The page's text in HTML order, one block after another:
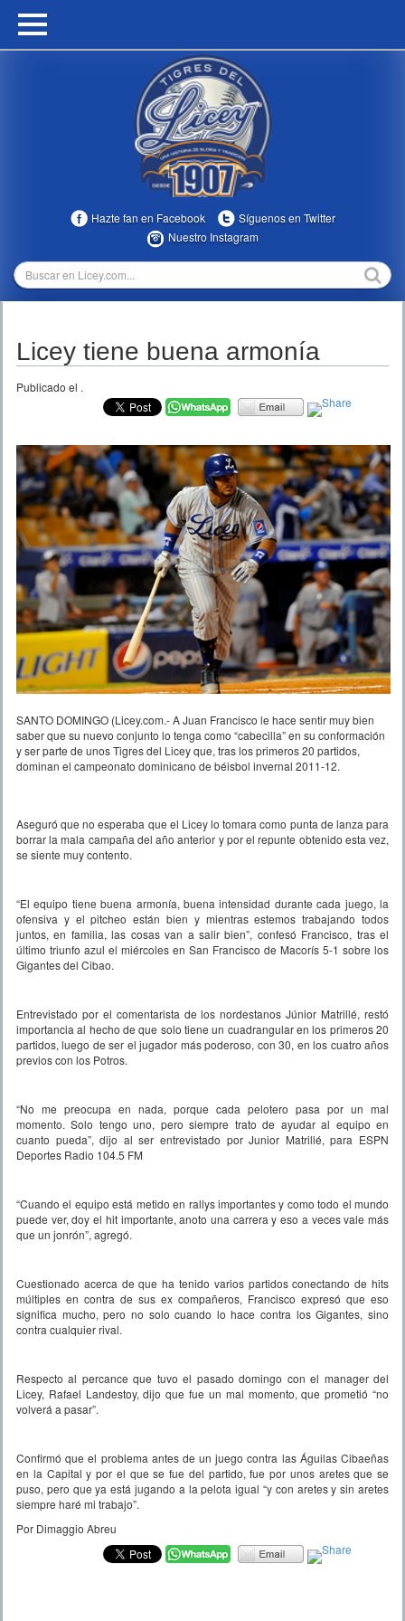
HOME
MULTIMEDIA
TEMPORADAS
Hazte fan en Facebook
Síguenos en Twitter
Nuestro Instagram
Licey tiene buena armonía
Publicado el .
SANTO DOMINGO (Licey.com.- A Juan Francisco le hace sentir muy bien
saber que su nuevo conjunto lo tenga como “cabecilla” en su conformación
y ser parte de unos Tigres del Licey que, tras los primeros 20 partidos,
dominan el campeonato dominicano de béisbol invernal 2011-12.
Aseguró que no esperaba que el Licey lo tomara como punta de lanza para
borrar la mala campaña del año anterior y por el repunte obtenido esta vez,
se siente muy contento.
“El equipo tiene buena armonía, buena intensidad durante cada juego, la
ofensiva y el pitcheo están bien y mientras estemos trabajando todos
juntos, en familia, las cosas van a salir bien”, confesó Francisco, tras el
último triunfo azul el miércoles en San Francisco de Macorís 5-1 sobre los
Gigantes del Cibao.
Entrevistado por el comentarista de los nordestanos Júnior Matrillé, restó
importancia al hecho de que solo tiene un cuadrangular en los primeros 20
partidos, luego de ser el jugador más poderoso, con 30, en los cuatro años
previos con los Potros.
“No me preocupa en nada, porque cada pelotero pasa por un mal
momento. Solo tengo uno, pero siempre trato de ayudar al equipo en
cuanto pueda”, dijo al ser entrevistado por Junior Matrillé, para ESPN
Deportes Radio 104.5 FM
“Cuando el equipo está metido en rallys importantes y como todo el mundo
puede ver, doy el hit importante, anoto una carrera y eso a veces vale más
que un jonrón”, agregó.
Cuestionado acerca de que ha tenido varios partidos conectando de hits
múltiples en contra de sus ex compañeros, Francisco expresó que eso
significa mucho, pero no solo cuando lo hace contra los Gigantes, sino
contra cualquier rival.
Respecto al percance que tuvo el pasado domingo con el manager del
Licey, Rafael Landestoy, dijo que fue un mal momento, que prometió “no
volverá a pasar”.
Confirmó que el problema antes de un juego contra las Águilas Cibaeñas
en la Capital y por el que se fue del partido, fue por unos aretes que se
puso, pero que ya está jugando a la pelota igual “y con aretes y sin aretes
siempre haré mi trabajo”.
Por Dimaggio Abreu